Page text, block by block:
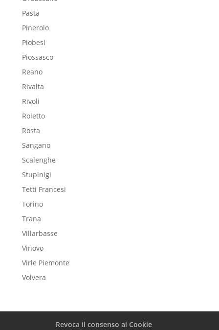
Pasta
Pinerolo
Piobesi
Piossasco
Reano
Rivalta
Rivoli
Roletto
Rosta
Sangano
Scalenghe
Stupinigi
Tetti Francesi
Torino
Trana
Villarbasse
Vinovo
Virle Piemonte
Volvera
Revoca il consenso ai Cookie